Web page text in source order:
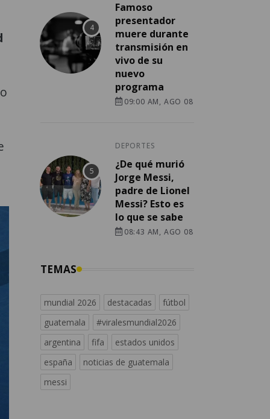
Famoso
presentador
muere durante
transmisión en
vivo de su
nuevo
programa
09:00 AM, AGO 08
DEPORTES
¿De qué murió
Jorge Messi,
padre de Lionel
Messi? Esto es
lo que se sabe
08:43 AM, AGO 08
TEMAS
mundial 2026 destacadas
fútbol
guatemala
#viralesmundial2026
argentina
fifa
estados unidos
españa
noticias de guatemala
messi